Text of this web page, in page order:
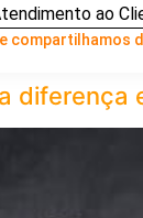
ao
compartilhamos
diferença